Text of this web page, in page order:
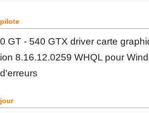
GT - 540 GTX driver carte
8.16.12.0259 WHQL pour